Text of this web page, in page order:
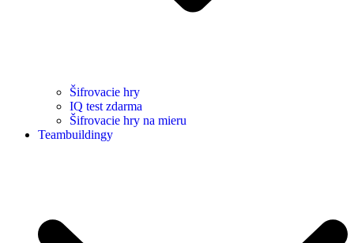
Šifrovacie hry
IQ test zdarma
Šifrovacie hry na mieru
Teambuildingy